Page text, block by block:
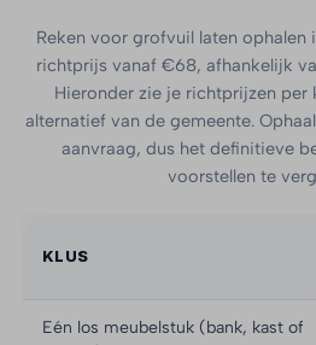
Reken voor grofvuil laten ophalen
richtprijs vanaf €68, afhankelijk
Hieronder zie je richtprijzen per
alternatief van de gemeente.
aanvraag, dus het definitieve
voorstellen te
KLUS
Eén los meubelstuk (bank, kast of